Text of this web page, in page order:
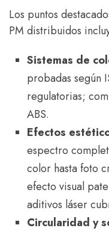
Los puntos
PM distribuidos
Sistemas de
probadas según
regulatorias;
ABS.
Efectos
espectro
color hasta foto
efecto visual
aditivos láser
Circularidad y